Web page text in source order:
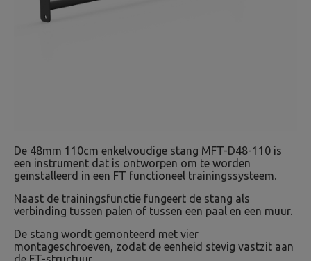
De 48mm 110cm enkelvoudige stang MFT-D48-110 is
een instrument dat is ontworpen om te worden
geïnstalleerd in een FT functioneel trainingssysteem.
Naast de trainingsfunctie fungeert de stang als
verbinding tussen palen of tussen een paal en een muur.
De stang wordt gemonteerd met vier
montageschroeven, zodat de eenheid stevig vastzit aan